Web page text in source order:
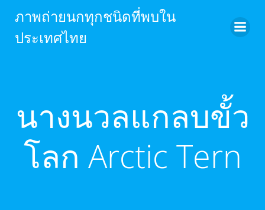
Skip
to
ภาพถ่ายนกทุกชนิดที่พบใน
ประเทศไทย
นางนวลแกลบขั้ว
โลก Arctic Tern